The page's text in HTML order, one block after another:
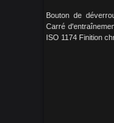
Bouton de
Carré
ISO 1174 Finition